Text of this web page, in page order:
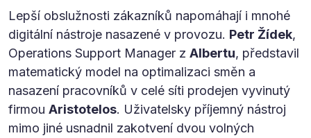
Lepší obslužnosti zákazníků napomáhají i mnohé
digitální nástroje nasazené v provozu. Petr Žídek,
Operations Support Manager z Albertu, představil
matematický model na optimalizaci směn a
nasazení pracovníků v celé síti prodejen vyvinutý
firmou Aristotelos. Uživatelsky příjemný nástroj
mimo jiné usnadnil zakotvení dvou volných